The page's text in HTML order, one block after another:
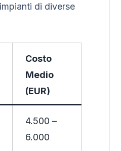
di diverse
Costo
Medio
(EUR)
4.500 –
6.000